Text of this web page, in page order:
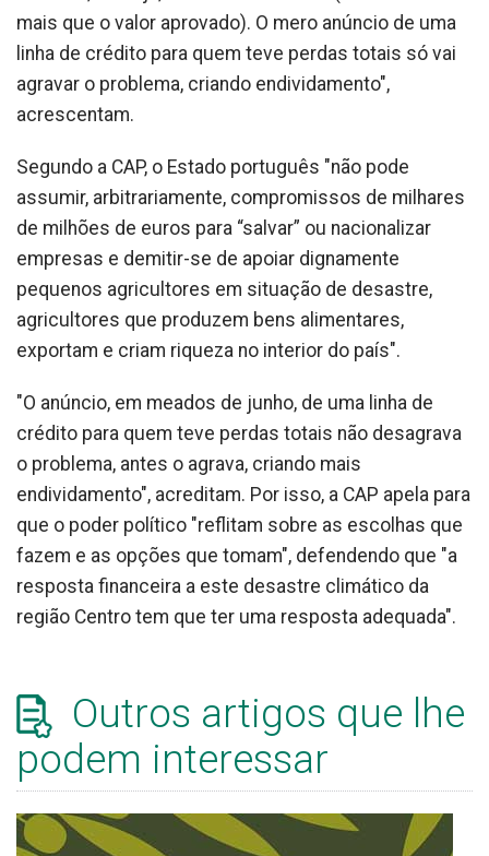
mais que o valor aprovado). O mero anúncio de uma
linha de crédito para quem teve perdas totais só vai
agravar o problema, criando endividamento",
acrescentam.
Segundo a CAP, o Estado português "não pode
assumir, arbitrariamente, compromissos de milhares
de milhões de euros para “salvar” ou nacionalizar
empresas e demitir-se de apoiar dignamente
pequenos agricultores em situação de desastre,
agricultores que produzem bens alimentares,
exportam e criam riqueza no interior do país".
"O anúncio, em meados de junho, de uma linha de
crédito para quem teve perdas totais não desagrava
o problema, antes o agrava, criando mais
endividamento", acreditam. Por isso, a CAP apela para
que o poder político "reflitam sobre as escolhas que
fazem e as opções que tomam", defendendo que "a
resposta financeira a este desastre climático da
região Centro tem que ter uma resposta adequada".
Outros artigos que lhe
podem interessar